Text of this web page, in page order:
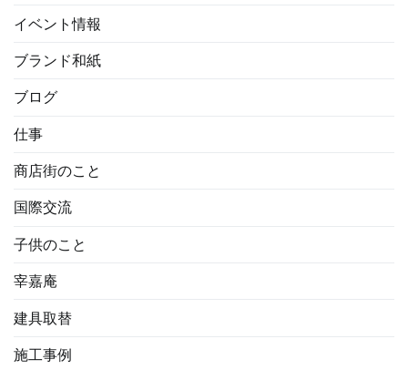
イベント情報
ブランド和紙
ブログ
仕事
商店街のこと
国際交流
子供のこと
宰嘉庵
建具取替
施工事例